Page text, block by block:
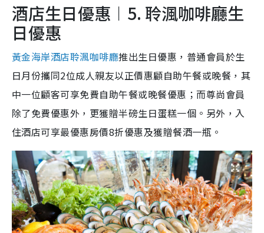
酒店生日優惠︱5. 聆渢咖啡廳生
日優惠
黃金海岸酒店聆渢咖啡廳推出生日優惠，普通會員於生
日月份攜同2位成人親友以正價惠顧自助午餐或晚餐，其
中一位顧客可享免費自助午餐或晚餐優惠；而尊尚會員
除了免費優惠外，更獲贈半磅生日蛋糕一個。另外，入
住酒店可享最優惠房價8折優惠及獲贈餐酒一瓶。